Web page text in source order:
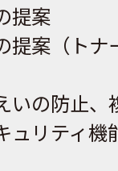
提案
提案（トナ
いの防止、
ュリティ機